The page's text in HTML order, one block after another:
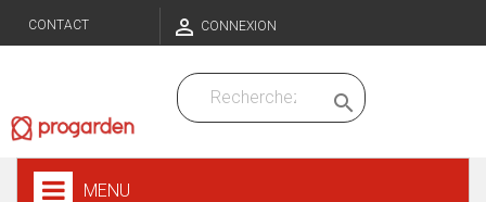
CONTACT  CONNEXION

MENU